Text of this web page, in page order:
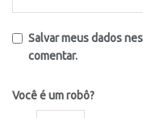
Salvar meus dados
comentar.
Você é um robô?